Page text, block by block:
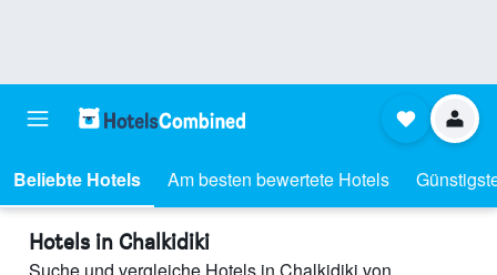
Beliebte Hotels Am besten bewertete Hotels
Hotels in Chalkidiki